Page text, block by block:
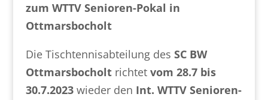
zum WTTV Senioren-Pokal in
Ottmarsbocholt
Die Tischtennisabteilung des SC BW
Ottmarsbocholtrichtet vom 28.7 bis
30.7.2023wieder den Int. WTTV Senioren-